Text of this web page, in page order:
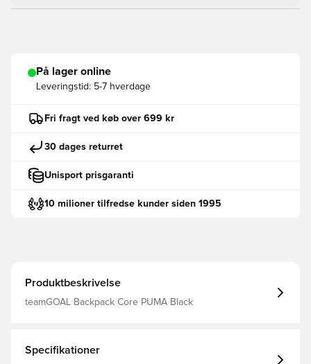
På lager online
Leveringstid: 5-7 hverdage
Fri fragt ved køb over 699 kr
30 dages returret
Unisport prisgaranti
10 milioner tilfredse kunder siden 1995
Produktbeskrivelse
teamGOAL Backpack Core PUMA Black
Specifikationer